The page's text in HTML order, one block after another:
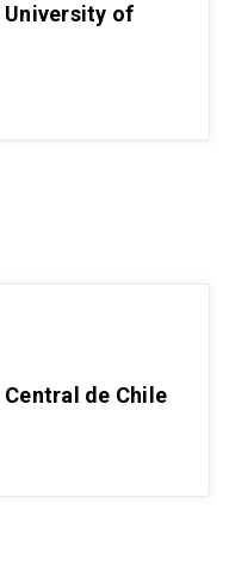
University of
de Chile